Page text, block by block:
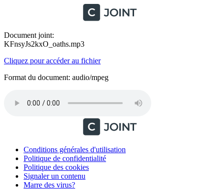
Document joint:
KFnsyJs2kxO_oaths.mp3
Cliquez pour accéder au fichier
Format du document: audio/mpeg
Conditions générales d'utilisation
Politique de confidentialité
Politique des cookies
Signaler un contenu
Marre des virus?